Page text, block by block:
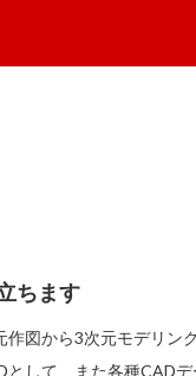
ちます
図から3次元モデリン
して、また各種CAD